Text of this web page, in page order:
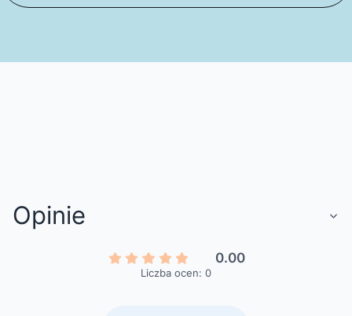
Opinie
0.00
Liczba ocen: 0